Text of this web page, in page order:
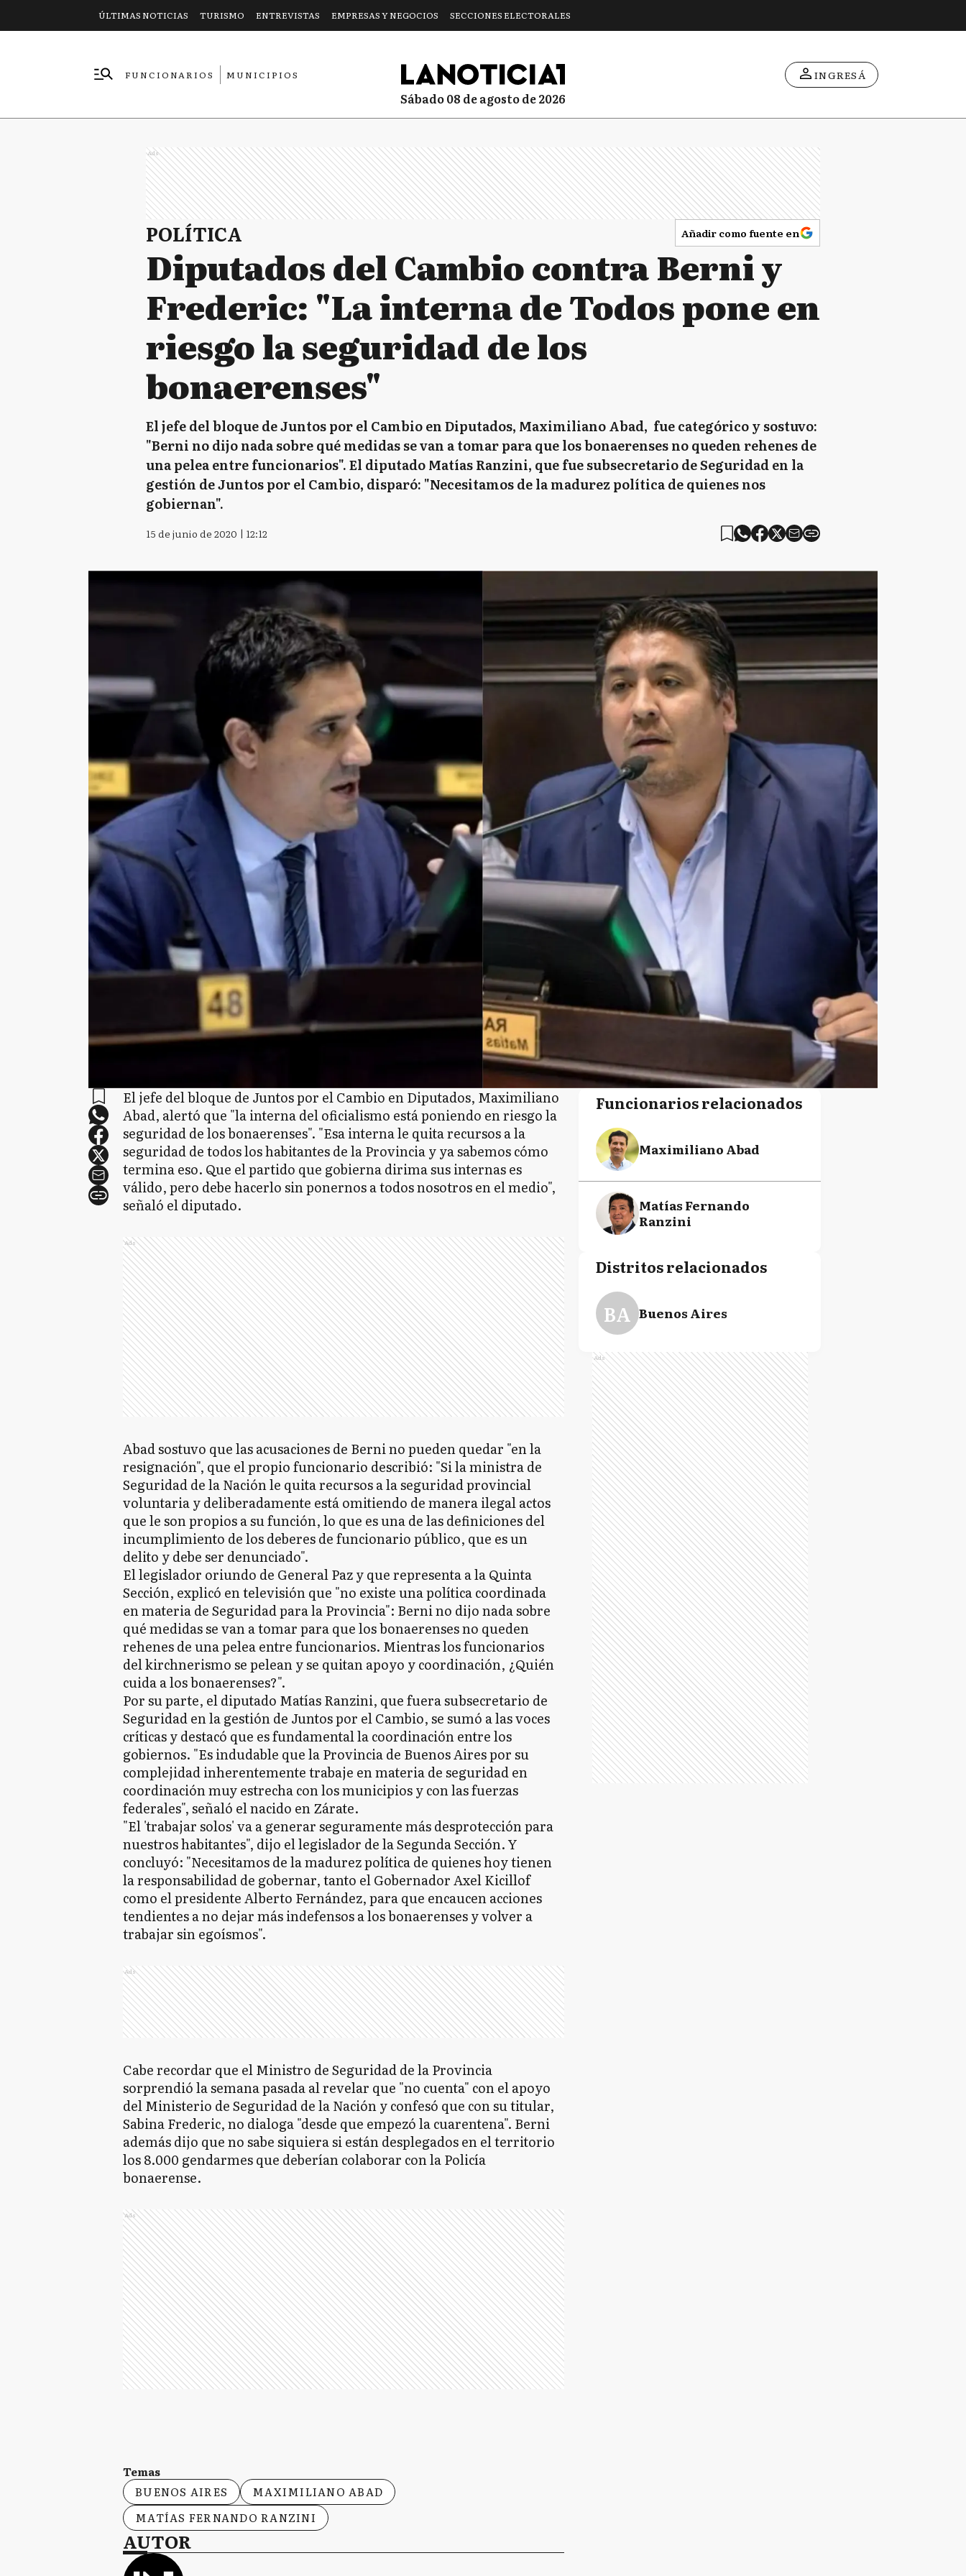
ÚLTIMAS NOTICIAS TURISMO ENTREVISTAS EMPRESAS Y NEGOCIOS SECCIONES ELECTORALES
FUNCIONARIOS
MUNICIPIOS
sábado 08 de agosto de 2026
INGRESÁ
Ads
POLÍTICA Añadir como fuente en
Diputados del Cambio contra Berni y
Frederic: "La interna de Todos pone en
riesgo la seguridad de los
bonaerenses"
El jefe del bloque de Juntos por el Cambio en Diputados, Maximiliano Abad, fue categórico y sostuvo:
"Berni no dijo nada sobre qué medidas se van a tomar para que los bonaerenses no queden rehenes de
una pelea entre funcionarios". El diputado Matías Ranzini, que fue subsecretario de Seguridad en la
gestión de Juntos por el Cambio, disparó: "Necesitamos de la madurez política de quienes nos
gobiernan".
15 de junio de 2020 | 12:12
El jefe del bloque de Juntos por el Cambio en Diputados, Maximiliano
Abad, alertó que "la interna del oficialismo está poniendo en riesgo la
seguridad de los bonaerenses". "Esa interna le quita recursos a la
seguridad de todos los habitantes de la Provincia y ya sabemos cómo
termina eso. Que el partido que gobierna dirima sus internas es
válido, pero debe hacerlo sin ponernos a todos nosotros en el medio",
señaló el diputado.
Ads
Abad sostuvo que las acusaciones de Berni no pueden quedar "en la
resignación", que el propio funcionario describió: "Si la ministra de
Seguridad de la Nación le quita recursos a la seguridad provincial
voluntaria y deliberadamente está omitiendo de manera ilegal actos
que le son propios a su función, lo que es una de las definiciones del
incumplimiento de los deberes de funcionario público, que es un
delito y debe ser denunciado".
El legislador oriundo de General Paz y que representa a la Quinta
Sección, explicó en televisión que "no existe una política coordinada
en materia de Seguridad para la Provincia": Berni no dijo nada sobre
qué medidas se van a tomar para que los bonaerenses no queden
rehenes de una pelea entre funcionarios. Mientras los funcionarios
del kirchnerismo se pelean y se quitan apoyo y coordinación, ¿Quién
cuida a los bonaerenses?".
Por su parte, el diputado Matías Ranzini, que fuera subsecretario de
Seguridad en la gestión de Juntos por el Cambio, se sumó a las voces
críticas y destacó que es fundamental la coordinación entre los
gobiernos. "Es indudable que la Provincia de Buenos Aires por su
complejidad inherentemente trabaje en materia de seguridad en
coordinación muy estrecha con los municipios y con las fuerzas
federales", señaló el nacido en Zárate.
"El 'trabajar solos' va a generar seguramente más desprotección para
nuestros habitantes", dijo el legislador de la Segunda Sección. Y
concluyó: "Necesitamos de la madurez política de quienes hoy tienen
la responsabilidad de gobernar, tanto el Gobernador Axel Kicillof
como el presidente Alberto Fernández, para que encaucen acciones
tendientes a no dejar más indefensos a los bonaerenses y volver a
trabajar sin egoísmos".
Ads
Cabe recordar que el Ministro de Seguridad de la Provincia
sorprendió la semana pasada al revelar que "no cuenta" con el apoyo
del Ministerio de Seguridad de la Nación y confesó que con su titular,
Sabina Frederic, no dialoga "desde que empezó la cuarentena". Berni
además dijo que no sabe siquiera si están desplegados en el territorio
los 8.000 gendarmes que deberían colaborar con la Policía
bonaerense.
Ads
Temas
BUENOS AIRES
MAXIMILIANO ABAD
MATÍAS FERNANDO RANZINI
AUTOR
Funcionarios relacionados
Maximiliano Abad
Matías Fernando
Ranzini
Distritos relacionados
BA Buenos Aires
Ads